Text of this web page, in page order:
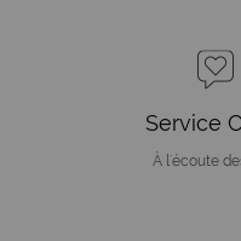
Service
À l'écoute